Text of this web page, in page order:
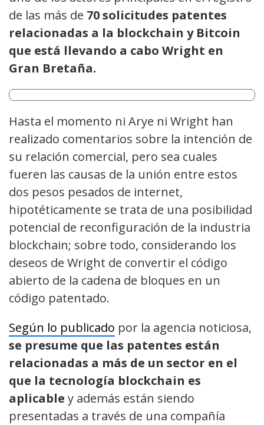
de las más de 70 solicitudes patentes
relacionadas a la blockchain y Bitcoin
que está llevando a cabo Wright en
Gran Bretaña.
Hasta el momento ni Arye ni Wright han
realizado comentarios sobre la intención de
su relación comercial, pero sea cuales
fueren las causas de la unión entre estos
dos pesos pesados de internet,
hipotéticamente se trata de una posibilidad
potencial de reconfiguración de la industria
blockchain; sobre todo, considerando los
deseos de Wright de convertir el código
abierto de la cadena de bloques en un
código patentado.
Según lo publicado por la agencia noticiosa,
se presume que las patentes están
relacionadas a más de un sector en el
que la tecnología blockchain es
aplicable y además están siendo
presentadas a través de una compañía